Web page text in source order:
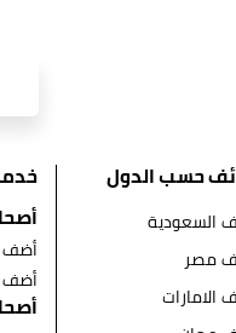
حسب الدول
السعودية
مصر
الامارات
أضف
أضف